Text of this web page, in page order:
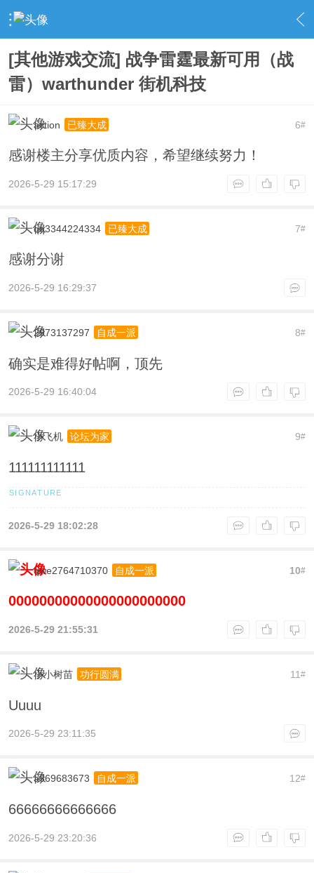
› 社区广场 › 端游交流 › 内容
[其他游戏交流] 战争雷霆最新可用（战
雷）warthunder 街机科技
6#
action 已臻大成
感谢楼主分享优质内容，希望继续努力！
2026-5-29 15:17:29
7#
qq3344224334 已臻大成
感谢分谢
2026-5-29 16:29:37
8#
2973137297 自成一派
确实是难得好帖啊，顶先
2026-5-29 16:40:04
9#
小飞机 论坛为家
111111111111
2026-5-29 18:02:28
10#
qwe2764710370 自成一派
00000000000000000000000
2026-5-29 21:55:31
11#
小小树苗 功行圆满
Uuuu
2026-5-29 23:11:35
12#
a369683673 自成一派
66666666666666
2026-5-29 23:20:36